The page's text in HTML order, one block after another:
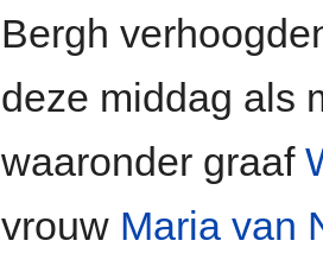
Bergh
deze middag als
waaronder graaf
vrouw Maria van